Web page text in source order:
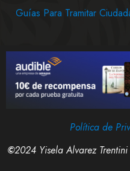
Guías Para Tramitar
Política de
©2024 Yisela Alvarez